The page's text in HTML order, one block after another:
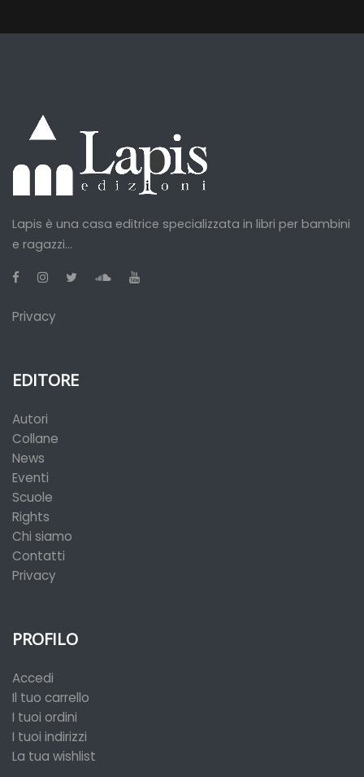
Lapis è una casa editrice specializzata in libri per bambini
e ragazzi...
Privacy
EDITORE
Autori
Collane
News
Eventi
Scuole
Rights
Chi siamo
Contatti
Privacy
PROFILO
Accedi
Il tuo carrello
I tuoi ordini
I tuoi indirizzi
La tua wishlist